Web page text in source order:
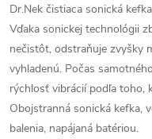
Dr.Nek čistiaca sonická
Vďaka sonickej technológii
nečistôt, odstraňuje zvyšky
vyhladenú. Počas
rýchlosť vibrácií podľa toho,
Obojstranná sonická kefka,
balenia, napájaná batériou.